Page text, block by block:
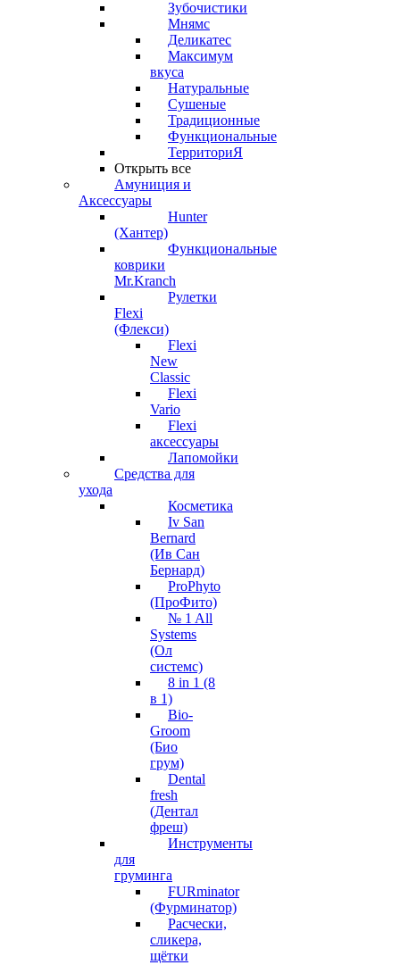
Зубочистики
Мнямс
Деликатес
Максимум
вкуса
Натуральные
Сушеные
Традиционные
Функциональные
ТерриториЯ
Открыть все
Амуниция и
Аксессуары
Hunter
(Хантер)
Функциональные
коврики
Mr.Kranch
Рулетки
Flexi
(Флекси)
Flexi
New
Classic
Flexi
Vario
Flexi
аксессуары
Лапомойки
Средства для
ухода
Косметика
Iv San
Bernard
(Ив Сан
Бернард)
ProPhyto
(ПроФито)
№ 1 All
Systems
(Ол
системс)
8 in 1 (8
в 1)
Bio-
Groom
(Био
грум)
Dental
fresh
(Дентал
фреш)
Инструменты
для
груминга
FURminator
(Фурминатор)
Расчески,
сликера,
щётки